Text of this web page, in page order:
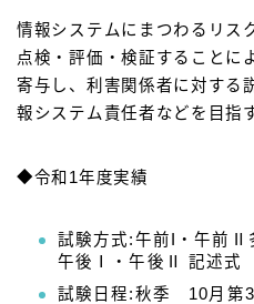
情報システムにまつわるリス
点検・評価・検証することに
寄与し、利害関係者に対する
報システム責任者などを目指
◆令和1年度実績
試験方式:午前I・午前
午後Ⅰ・午後Ⅱ 記述式
試験日程:秋季 10月第3